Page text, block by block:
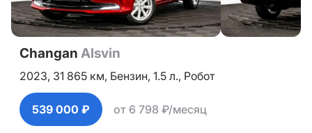
Changan Alsvin
2023, 31 865 км, Бензин, 1.5 л., Робот
539 000 ₽ от 6 798 ₽/месяц